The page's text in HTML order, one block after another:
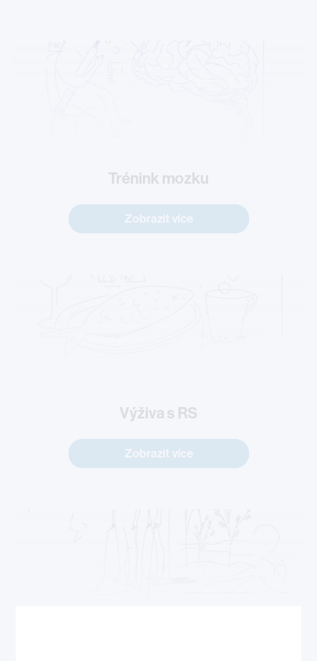
Trénink mozku
Zobrazit více
Výživa s RS
Zobrazit více